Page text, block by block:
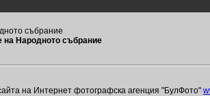
събрание
Народното събрание
на Интернет фотографска агенция "БулФото"